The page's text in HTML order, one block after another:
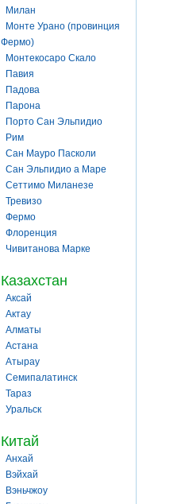
Милан
Монте Урано (провинция
Фермо)
Монтекосаро Скало
Павия
Падова
Парона
Порто Сан Эльпидио
Рим
Сан Мауро Пасколи
Сан Эльпидио а Маре
Сеттимо Миланезе
Тревизо
Фермо
Флоренция
Чивитанова Марке
Казахстан
Аксай
Актау
Алматы
Астана
Атырау
Семипалатинск
Тараз
Уральск
Китай
Анхай
Вэйхай
Вэньчжоу